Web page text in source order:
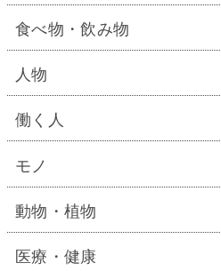
食べ物・飲み物
人物
働く人
モノ
動物・植物
医療・健康